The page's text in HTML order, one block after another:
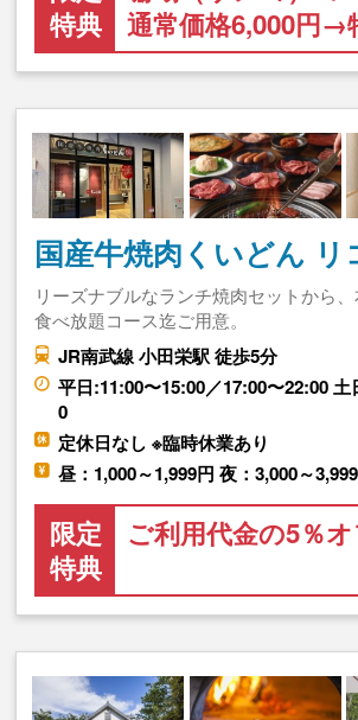
特典
通常価格6,000円
国産牛焼肉くいどん リ
リーズナブルなランチ焼肉セットから
食べ放題コース迄ご用意。
JR南武線 小田栄駅 徒歩5分
平日:11:00〜15:00／17:00〜22:00
0
定休日なし ※臨時休業あり
昼：1,000～1,999円 夜：3,000～
限定
特典
ご利用代金の5％